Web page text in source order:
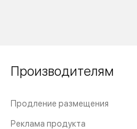
Производителям
Продление размещения
Реклама продукта